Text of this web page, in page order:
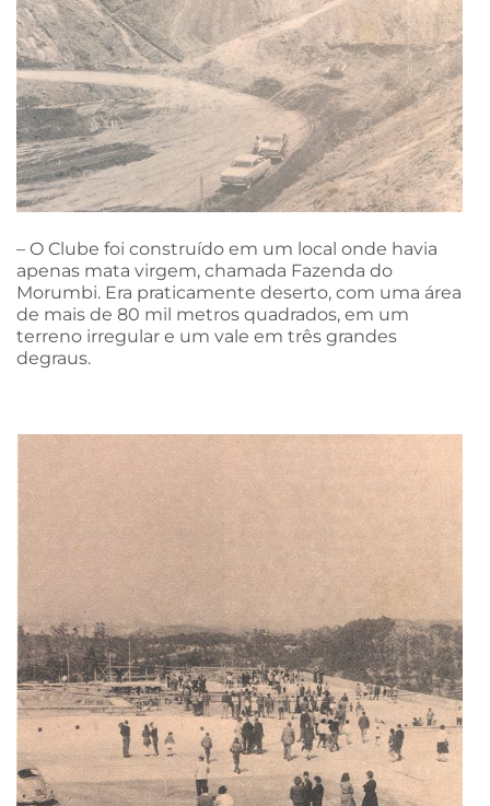
– O Clube foi construído em um local onde havia
apenas mata virgem, chamada Fazenda do
Morumbi. Era praticamente deserto, com uma área
de mais de 80 mil metros quadrados, em um
terreno irregular e um vale em três grandes
degraus.